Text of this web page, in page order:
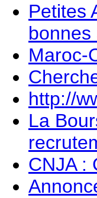
Petites
bonnes
Maroc-
http://
La
CNJA :